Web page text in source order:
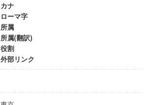
カナ
ローマ字
所属
所属(翻訳)
役割
外部リンク